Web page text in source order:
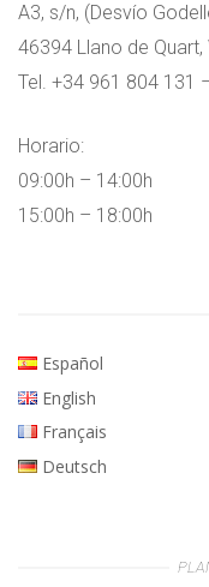
A3, s/n, (Desvío
46394 Llano de Quart,
Tel. +34 961 804 131
Horario:
09:00h – 14:00h
15:00h – 18:00h
Español
English
Français
Deutsch